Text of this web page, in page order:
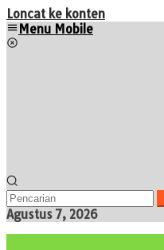
Loncat ke konten
Menu Mobile
Agustus 7, 2026